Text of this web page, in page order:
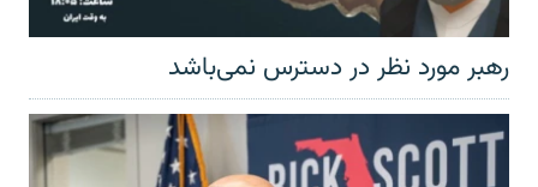
رهبر مورد نظر در دسترس نمی‌باشد